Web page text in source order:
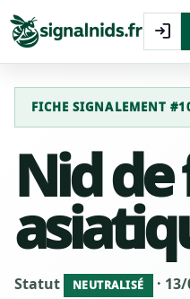
login
FICHE SIGNALEMENT
Nid
Statut NEUTRALISÉ ·